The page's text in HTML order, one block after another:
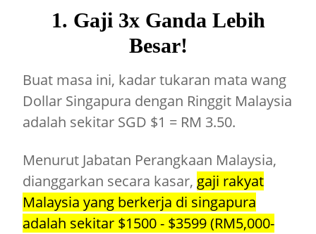
1. Gaji 3x Ganda Lebih
Besar!
Buat masa ini, kadar tukaran mata wang
Dollar Singapura dengan Ringgit Malaysia
adalah sekitar SGD $1 = RM 3.50.
Menurut Jabatan Perangkaan Malaysia,
dianggarkan secara kasar, gaji rakyat
Malaysia yang berkerja di singapura
adalah sekitar $1500 - $3599 (RM5,000-